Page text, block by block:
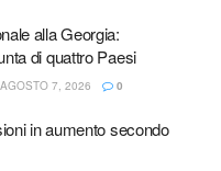
alla Georgia:
di quattro Paesi
AGOSTO 7, 2026 0
in aumento secondo